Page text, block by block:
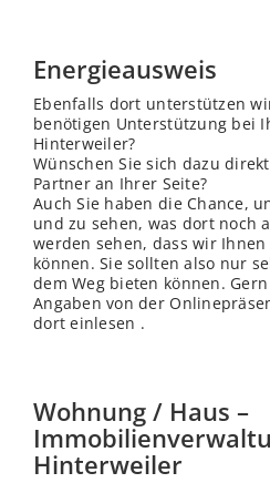
Energieausweis
Ebenfalls dort unterstützen
benötigen Unterstützung bei
Hinterweiler?
Wünschen Sie sich dazu
Partner an Ihrer Seite?
Auch Sie haben die Chance,
und zu sehen, was dort noch
werden sehen, dass wir
können. Sie sollten also nur
dem Weg bieten können.
Angaben von der
dort einlesen .
Wohnung / Haus –
Hinterweiler